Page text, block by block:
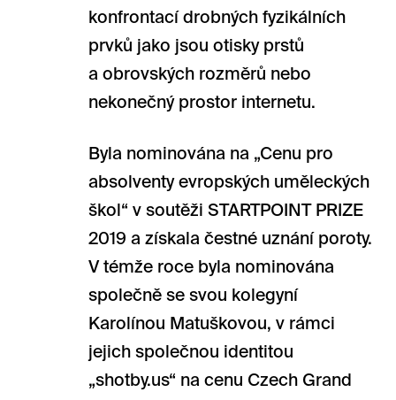
konfrontací drobných fyzikálních
prvků jako jsou otisky prstů
a obrovských rozměrů nebo
nekonečný prostor internetu.
Byla nominována na „Cenu pro
absolventy evropských uměleckých
škol“ v soutěži STARTPOINT PRIZE
2019 a získala čestné uznání poroty.
V témže roce byla nominována
společně se svou kolegyní
Karolínou Matuškovou, v rámci
jejich společnou identitou
„shotby.us“ na cenu Czech Grand